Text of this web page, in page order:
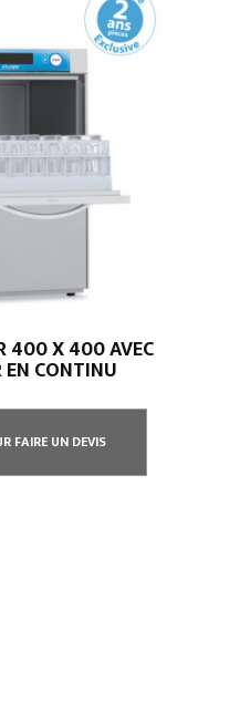
400 X 400 AVEC
CONTINU
FAIRE UN DEVIS